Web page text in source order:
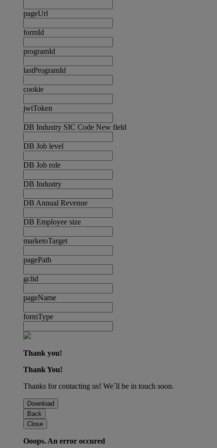
pageUrl
formId
programId
lastProgramId
cookie
jwtToken
DB Industry SIC Code New field
DB Job level
DB Job role
DB Industry
DB Annual Revenue
DB Employee size
marketoTarget
pagePath
gclid
pageName
formType
Thank you!
Thank You!
Thanks for contacting us! We´ll be in touch soon.
Download
Back
Close
Ooops. An error occured